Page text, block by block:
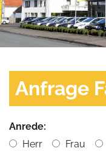
Anfrage
Anrede:
Herr
Frau